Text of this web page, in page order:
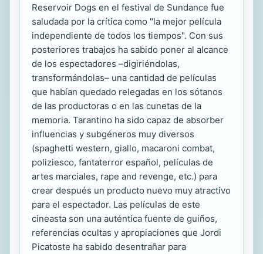
Reservoir Dogs en el festival de Sundance fue
saludada por la crítica como "la mejor película
independiente de todos los tiempos". Con sus
posteriores trabajos ha sabido poner al alcance
de los espectadores –digiriéndolas,
transformándolas– una cantidad de películas
que habían quedado relegadas en los sótanos
de las productoras o en las cunetas de la
memoria. Tarantino ha sido capaz de absorber
influencias y subgéneros muy diversos
(spaghetti western, giallo, macaroni combat,
poliziesco, fantaterror español, películas de
artes marciales, rape and revenge, etc.) para
crear después un producto nuevo muy atractivo
para el espectador. Las películas de este
cineasta son una auténtica fuente de guiños,
referencias ocultas y apropiaciones que Jordi
Picatoste ha sabido desentrañar para